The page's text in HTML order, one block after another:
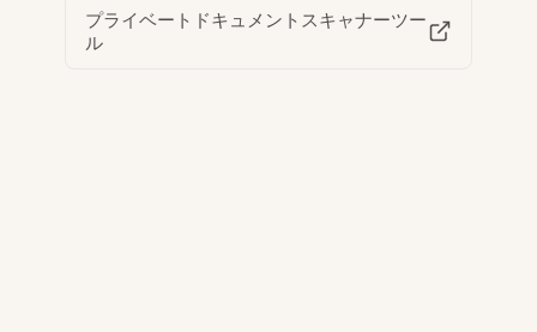
プライベートドキュメントスキャナーツー
ル